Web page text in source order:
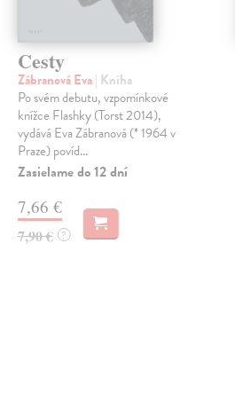
Cesty
Zábranová Eva| Kniha
Po svém debutu, vzpomínkové
knížce Flashky (Torst 2014),
vydává Eva Zábranová (* 1964 v
Praze) povíd...
Zasielame do 12 dní
7,66 €
7,90 € ?